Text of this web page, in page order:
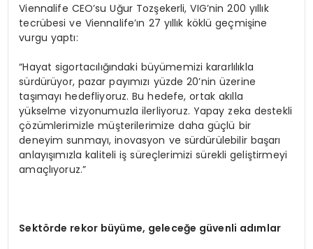
Viennalife CEO’su Uğur Tozşekerli, VIG’nin 200 yıllık
tecrübesi ve Viennalife’ın 27 yıllık köklü geçmişine
vurgu yaptı:
“Hayat sigortacılığındaki büyümemizi kararlılıkla
sürdürüyor, pazar payımızı yüzde 20’nin üzerine
taşımayı hedefliyoruz. Bu hedefe, ortak akılla
yükselme vizyonumuzla ilerliyoruz. Yapay zeka destekli
çözümlerimizle müşterilerimize daha güçlü bir
deneyim sunmayı, inovasyon ve sürdürülebilir başarı
anlayışımızla kaliteli iş süreçlerimizi sürekli geliştirmeyi
amaçlıyoruz.”
Sektörde rekor büyüme, geleceğe güvenli adımlar